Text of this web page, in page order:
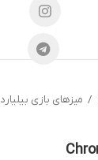
میزهای بازی بیلیارد